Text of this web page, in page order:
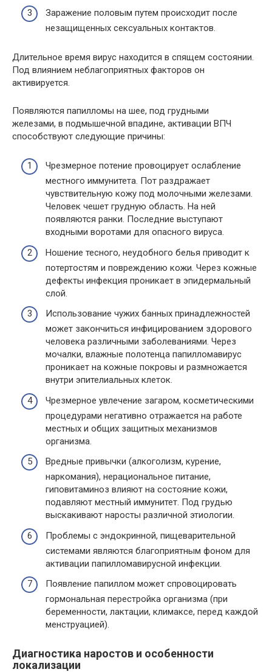
Заражение половым путем происходит после
незащищенных сексуальных контактов.
Длительное время вирус находится в спящем состоянии.
Под влиянием неблагоприятных факторов он
активируется.
Появляются папилломы на шее, под грудными
железами, в подмышечной впадине, активации ВПЧ
способствуют следующие причины:
Чрезмерное потение провоцирует ослабление
местного иммунитета. Пот раздражает
чувствительную кожу под молочными железами.
Человек чешет грудную область. На ней
появляются ранки. Последние выступают
входными воротами для опасного вируса.
Ношение тесного, неудобного белья приводит к
потертостям и повреждению кожи. Через кожные
дефекты инфекция проникает в эпидермальный
слой.
Использование чужих банных принадлежностей
может закончиться инфицированием здорового
человека различными заболеваниями. Через
мочалки, влажные полотенца папилломавирус
проникает на кожные покровы и размножается
внутри эпителиальных клеток.
Чрезмерное увлечение загаром, косметическими
процедурами негативно отражается на работе
местных и общих защитных механизмов
организма.
Вредные привычки (алкоголизм, курение,
наркомания), нерациональное питание,
гиповитаминоз влияют на состояние кожи,
подавляют местный иммунитет. Под грудью
выскакивают наросты различной этиологии.
Проблемы с эндокринной, пищеварительной
системами являются благоприятным фоном для
активации папилломавирусной инфекции.
Появление папиллом может спровоцировать
гормональная перестройка организма (при
беременности, лактации, климаксе, перед каждой
менструацией).
Диагностика наростов и особенности
локализации